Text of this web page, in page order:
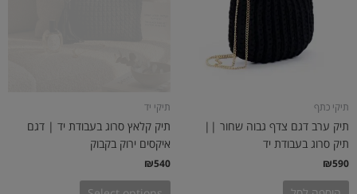
תיקי כתף
תיק ערב דגם צדף גבוה שחור ||
תיק סרוג בעבודת יד
₪590
תיקי יד
תיק קלאץ סרוג בעבודת יד | דגם
איקסים ירוק בקבוק
₪540